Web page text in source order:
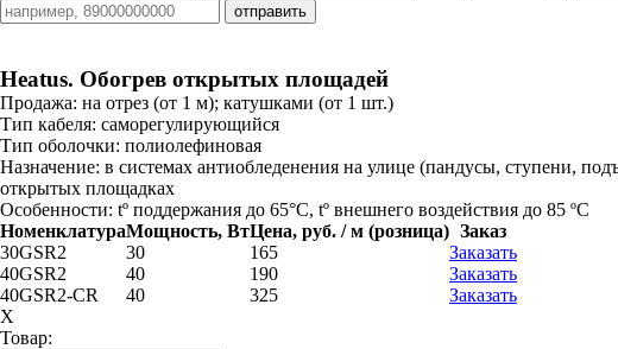
Heatus. Обогрев открытых площадей
Продажа: на отрез (от 1 м); катушками (от 1 шт.)
Тип кабеля: саморегулирующийся
Тип оболочки: полиолефиновая
Назначение: в системах антиобледенения на улице (пандусы, ступени,
открытых площадках
Особенности: tº поддержания до 65°C, tº внешнего воздействия до 85 ºС
НоменклатураМощность, ВтЦена, руб. / м (розница) Заказ
30GSR2
30 165
Заказать
40GSR2
40 190
Заказать
40GSR2-CR
40 325
Заказать
X
Товар: